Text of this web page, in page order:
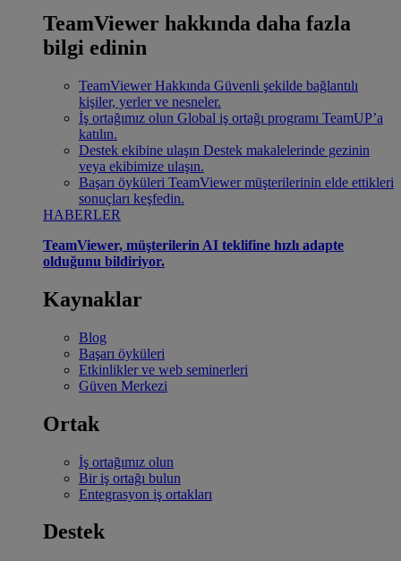
TeamViewer hakkında daha fazla
bilgi edinin
TeamViewer Hakkında Güvenli şekilde bağlantılı
kişiler, yerler ve nesneler.
İş ortağımız olun Global iş ortağı programı TeamUP’a
katılın.
Destek ekibine ulaşın Destek makalelerinde gezinin
veya ekibimize ulaşın.
Başarı öyküleri TeamViewer müşterilerinin elde ettikleri
sonuçları keşfedin.
HABERLER
TeamViewer, müşterilerin AI teklifine hızlı adapte
olduğunu bildiriyor.
Kaynaklar
Blog
Başarı öyküleri
Etkinlikler ve web seminerleri
Güven Merkezi
Ortak
İş ortağımız olun
Bir iş ortağı bulun
Entegrasyon iş ortakları
Destek